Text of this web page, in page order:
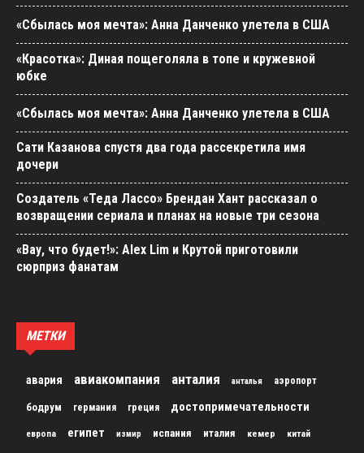
«Сбылась моя мечта»: Анна Данченко улетела в США
«Красотка»: Диная пощеголяла в топе и кружевной
юбке
«Сбылась моя мечта»: Анна Данченко улетела в США
Сати Казанова спустя два года рассекретила имя
дочери
Создатель «Теда Лассо» Брендан Хант рассказал о
возвращении сериала и планах на новые три сезона
«Вау, что будет!»: Alex Lim и Крутой приготовили
сюрприз фанатам
МЕТКИ
авария авиакомпания анталия анталья аэропорт
бодрум германия греция достопримечательности
европа египет измир испания италия кемер китай